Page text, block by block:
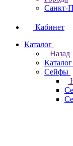
Санкт-
Кабинет
Каталог
Назад
Каталог
Cейфы